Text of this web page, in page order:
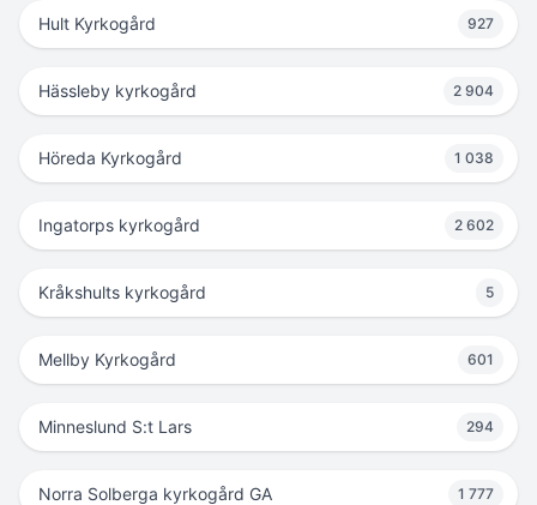
Hult Kyrkogård 927
Hässleby kyrkogård 2 904
Höreda Kyrkogård 1 038
Ingatorps kyrkogård 2 602
Kråkshults kyrkogård 5
Mellby Kyrkogård 601
Minneslund S:t Lars 294
Norra Solberga kyrkogård GA 1 777